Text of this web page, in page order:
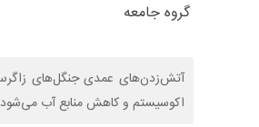
گروه جامعه
اکوسیستم و کاهش منابع آب